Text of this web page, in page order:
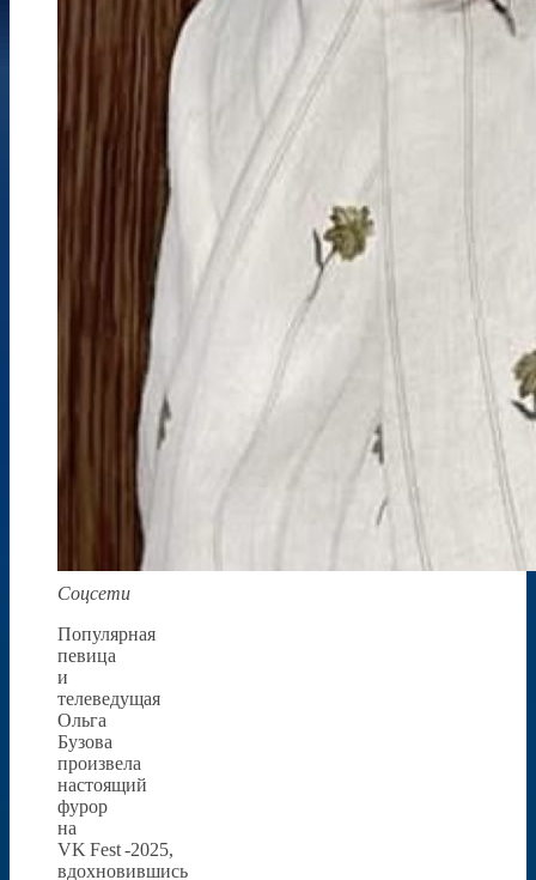
Соцсети
Популярная
певица
и
телеведущая
Ольга
Бузова
произвела
настоящий
фурор
на
VK Fest -2025,
вдохновившись